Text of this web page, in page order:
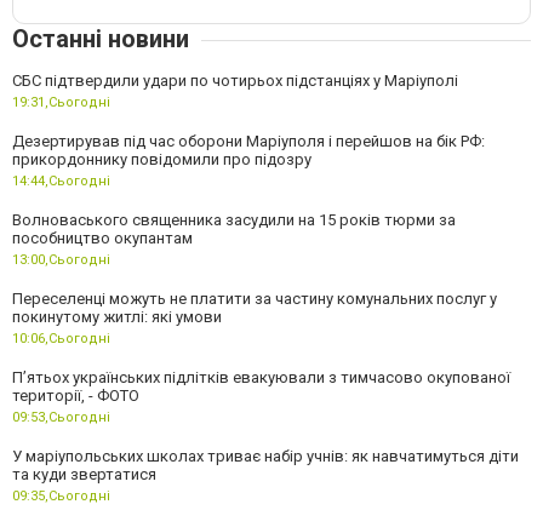
Останні новини
СБС підтвердили удари по чотирьох підстанціях у Маріуполі
19:31,Сьогодні
Дезертирував під час оборони Маріуполя і перейшов на бік РФ:
прикордоннику повідомили про підозру
14:44,Сьогодні
Волноваського священника засудили на 15 років тюрми за
пособництво окупантам
13:00,Сьогодні
Переселенці можуть не платити за частину комунальних послуг у
покинутому житлі: які умови
10:06,Сьогодні
П’ятьох українських підлітків евакуювали з тимчасово окупованої
території, - ФОТО
09:53,Сьогодні
У маріупольських школах триває набір учнів: як навчатимуться діти
та куди звертатися
09:35,Сьогодні